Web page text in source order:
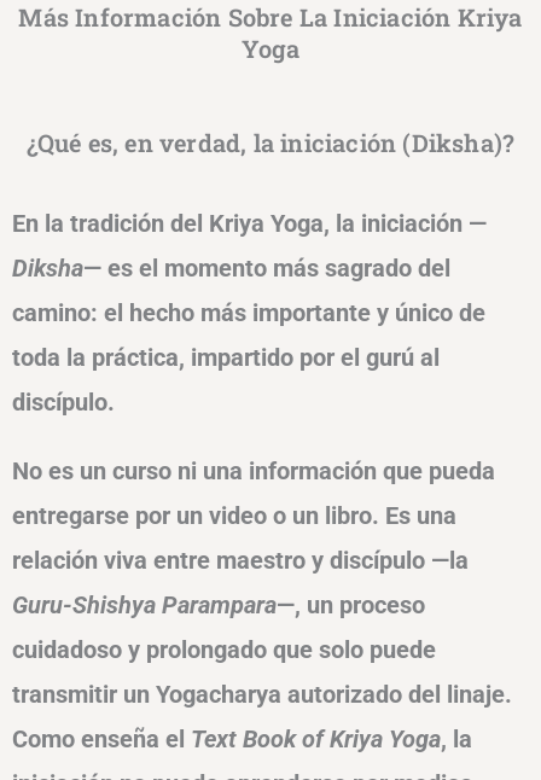
Más Información Sobre La Iniciación Kriya
Yoga
¿Qué es, en verdad, la iniciación (Diksha)?
En la tradición del Kriya Yoga, la iniciación —
Diksha— es el momento más sagrado del
camino: el hecho más importante y único de
toda la práctica, impartido por el gurú al
discípulo.
No es un curso ni una información que pueda
entregarse por un video o un libro. Es una
relación viva entre maestro y discípulo —la
Guru-Shishya Parampara—, un proceso
cuidadoso y prolongado que solo puede
transmitir un Yogacharya autorizado del linaje.
Como enseña el Text Book of Kriya Yoga, la